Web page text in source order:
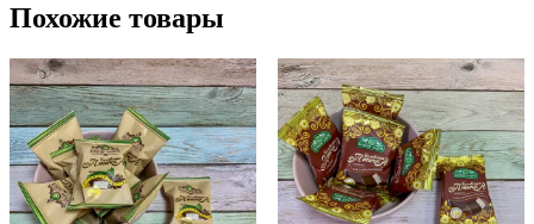
Похожие товары